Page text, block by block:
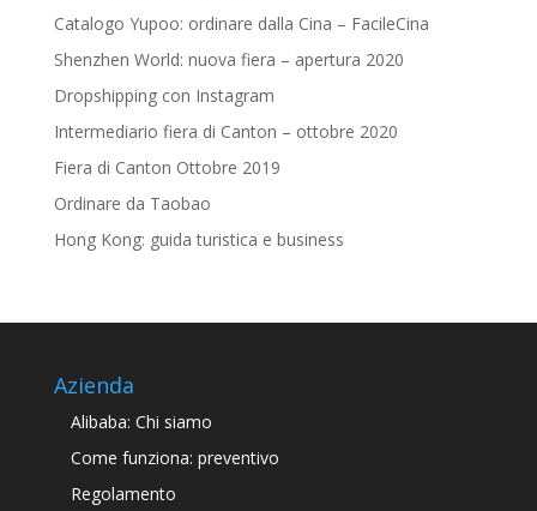
Catalogo Yupoo: ordinare dalla Cina – FacileCina
Shenzhen World: nuova fiera – apertura 2020
Dropshipping con Instagram
Intermediario fiera di Canton – ottobre 2020
Fiera di Canton Ottobre 2019
Ordinare da Taobao
Hong Kong: guida turistica e business
Azienda
Alibaba: Chi siamo
Come funziona: preventivo
Regolamento